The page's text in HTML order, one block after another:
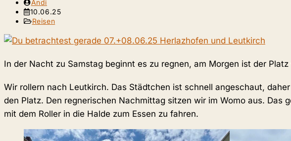
Beitrags-
Autor:
Andi
Beitrag
veröffentlicht:
10.06.25
Beitrags-
Reisen
In der Nacht zu Samstag beginnt es zu regnen, am Morgen ist der
Wir rollern nach Leutkirch. Das Städtchen ist schnell angeschaut,
den Platz. Den regnerischen Nachmittag sitzen wir im Womo aus. Das
mit dem Roller in die Halde zum Essen zu fahren.